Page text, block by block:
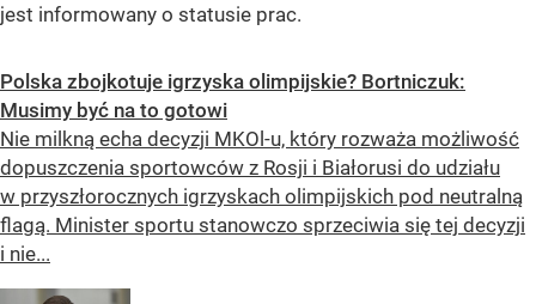
jest informowany o statusie prac.
Polska zbojkotuje igrzyska olimpijskie? Bortniczuk:
Musimy być na to gotowi
Nie milkną echa decyzji MKOl-u, który rozważa możliwość
dopuszczenia sportowców z Rosji i Białorusi do udziału
w przyszłorocznych igrzyskach olimpijskich pod neutralną
flagą. Minister sportu stanowczo sprzeciwia się tej decyzji
i nie...